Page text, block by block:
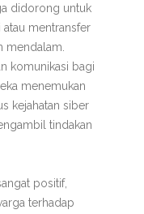
didorong untuk
mentransfer
mendalam.
komunikasi bagi
menemukan
kejahatan siber
tindakan
positif,
terhadap